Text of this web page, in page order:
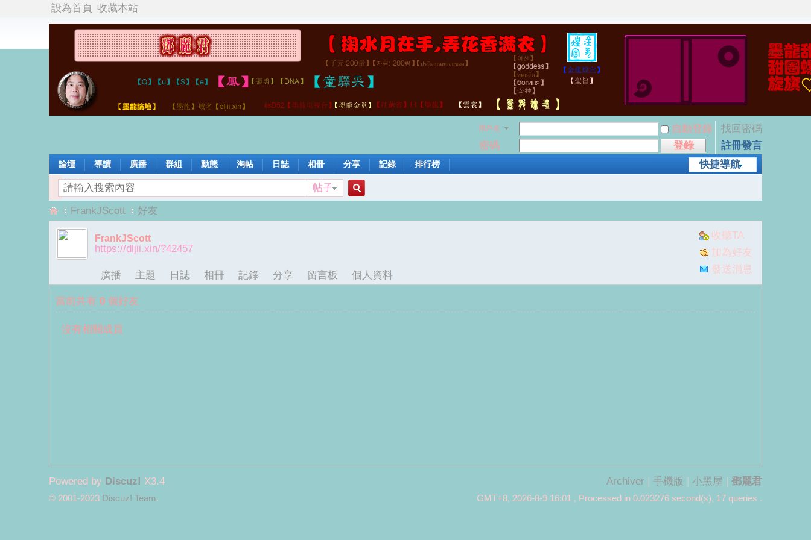
設為首頁 收藏本站
用戶名 自動登錄
找回密碼
密碼
登錄
註冊發言
快捷導航
論壇 導讀 廣播 群組 動態 淘帖 日誌 相冊 分享 記錄 排行榜
帖子
鄧
君
›
FrankJScott 好友
收聽TA
加為好友
發送消息
FrankJScott
https://dljii.xin/?42457
廣播 主題 日誌 相冊 記錄 分享 留言板 個人資料
當前共有 0個好友
沒有相關成員
Archiver | 手機版 | 小黑屋 | 鄧麗君
GMT+8, 2026-8-9 16:01 , Processed in 0.023276 second(s), 17 queries .
Powered by Discuz! X3.4
© 2001-2023 Discuz! Team.